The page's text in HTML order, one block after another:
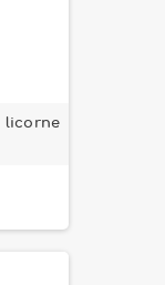
licorne